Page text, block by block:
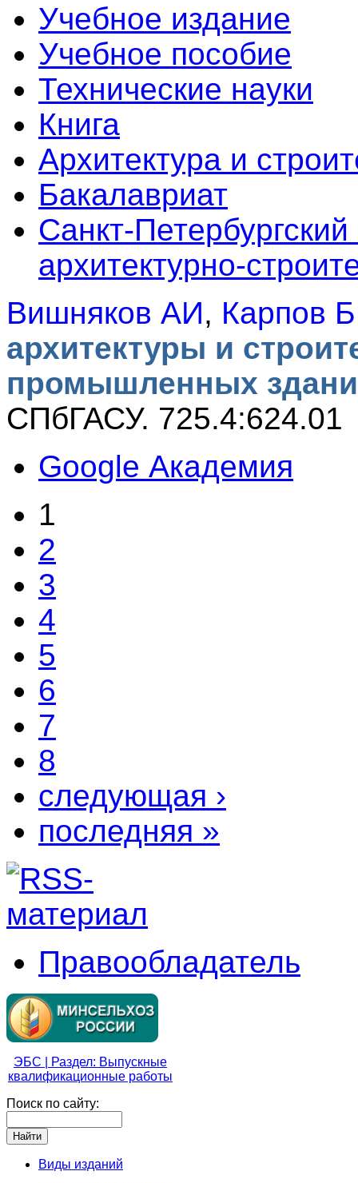
Учебное издание
Учебное пособие
Технические науки
Книга
Архитектура и
Бакалавриат
Санкт-
архитектурно-
Вишняков АИ, Карпов
архитектуры и
промышленных
СПбГАСУ. 725.4:624.01
Google Академия
1
2
3
4
5
6
7
8
следующая ›
последняя »
Правообладатель
ЭБС | Раздел: Выпускные
квалификационные работы
Поиск по сайту:
Виды изданий